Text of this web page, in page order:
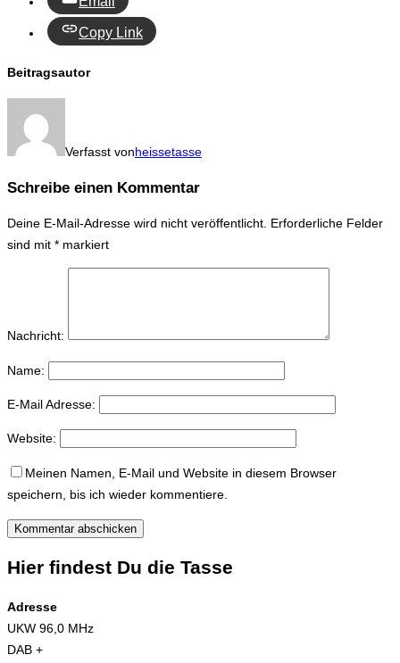
Copy Link
Beitragsautor
Verfasst vonheissetasse
Schreibe einen Kommentar
Deine E-Mail-Adresse wird nicht veröffentlicht. Erforderliche Felder
sind mit * markiert
Nachricht:
Name:
E-Mail Adresse:
Website:
Meinen Namen, E-Mail und Website in diesem Browser
speichern, bis ich wieder kommentiere.
Hier findest Du die Tasse
Adresse
UKW 96,0 MHz
DAB +